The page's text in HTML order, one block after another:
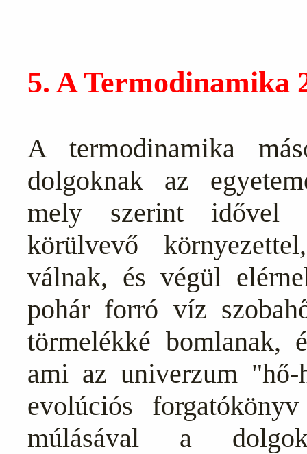
5. A Termodinamika
A termodinamika
dolgoknak az
mely szerint idővel
körülvevő
válnak, és végül
pohár forró víz
törmelékké bomlanak,
ami az univerzum "hő-
evolúciós
múlásával a